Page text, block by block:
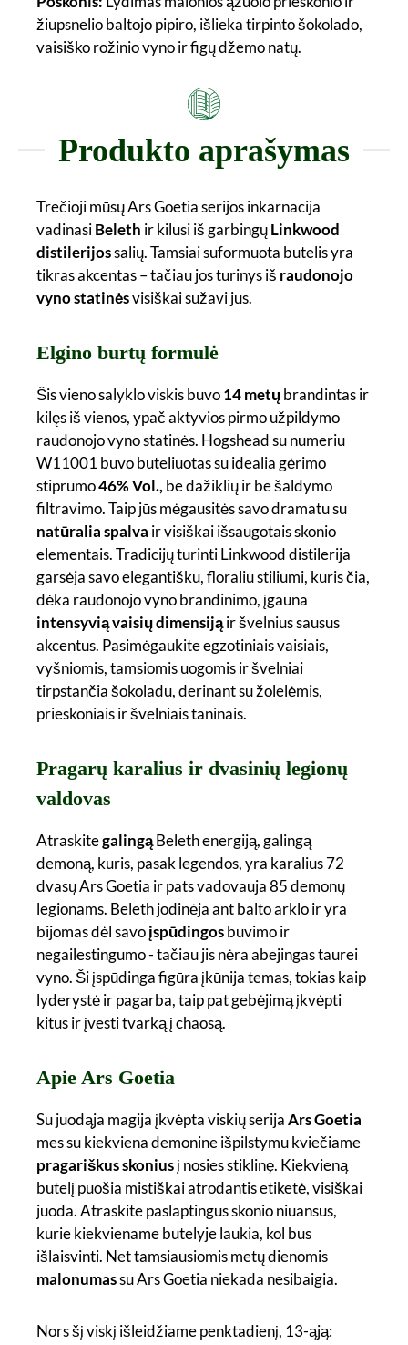
žiupsnelio baltojo pipiro, išlieka tirpinto šokolado,
vaisiško rožinio vyno ir figų džemo natų.
Produkto aprašymas
Trečioji mūsų Ars Goetia serijos inkarnacija
vadinasiBeleth ir kilusi iš garbingųLinkwood
distilerijossalių. Tamsiai suformuota butelis yra
tikras akcentas – tačiau jos turinys iš raudonojo
vyno statinėsvisiškai sužavi jus.
Elgino burtų formulė
Šis vieno salyklo viskis buvo14 metųbrandintas ir
kilęs iš vienos, ypač aktyvios pirmo užpildymo
raudonojo vyno statinės. Hogshead su numeriu
W11001 buvo buteliuotas su idealia gėrimo
stiprumo46% Vol., be dažiklių ir be šaldymo
filtravimo. Taip jūs mėgausitės savo dramatu su
natūralia spalva ir visiškai išsaugotais skonio
elementais. Tradicijų turinti Linkwood distilerija
garsėja savo elegantišku, floraliu stiliumi, kuris čia,
dėka raudonojo vyno brandinimo, įgauna
intensyvią vaisių dimensijąir švelnius sausus
akcentus. Pasimėgaukite egzotiniais vaisiais,
vyšniomis, tamsiomis uogomis ir švelniai
tirpstančia šokoladu, derinant su žolelėmis,
prieskoniais ir švelniais taninais.
Pragarų karalius ir dvasinių legionų
valdovas
AtraskitegalingąBeleth energiją, galingą
demoną, kuris, pasak legendos, yra karalius 72
dvasų Ars Goetia ir pats vadovauja 85 demonų
legionams. Beleth jodinėja ant balto arklo ir yra
bijomas dėl savoįspūdingosbuvimo ir
negailestingumo - tačiau jis nėra abejingas taurei
vyno. Ši įspūdinga figūra įkūnija temas, tokias kaip
lyderystė ir pagarba, taip pat gebėjimą įkvėpti
kitus ir įvesti tvarką į chaosą.
Apie Ars Goetia
Su juodąja magija įkvėpta viskių serijaArs Goetia
mes su kiekviena demonine išpilstymu kviečiame
pragariškus skoniusį nosies stiklinę. Kiekvieną
butelį puošia mistiškai atrodantis etiketė, visiškai
juoda. Atraskite paslaptingus skonio niuansus,
kurie kiekviename butelyje laukia, kol bus
išlaisvinti. Net tamsiausiomis metų dienomis
malonumassu Ars Goetia niekada nesibaigia.
Nors šį viskį išleidžiame penktadienį, 13-ąją: